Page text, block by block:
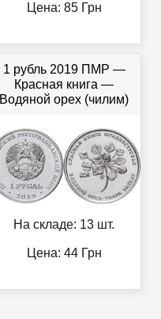
Цена: 85Грн
1 рубль 2019 ПМР —
Красная книга —
Водяной орех (чилим)
На складе: 13 шт.
Цена: 44Грн